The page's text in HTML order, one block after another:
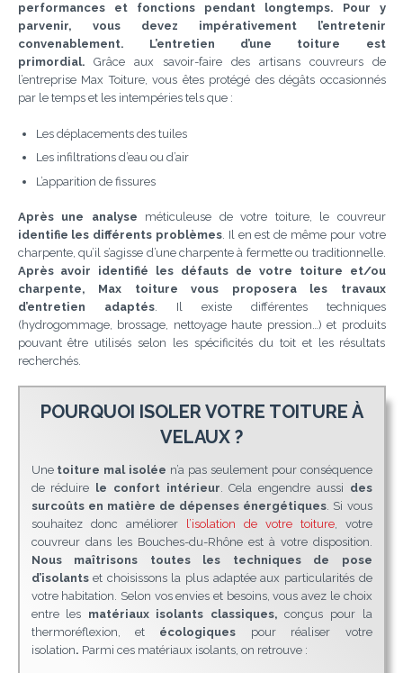
performances et fonctions pendant longtemps.
Pour y
parvenir, vous devez impérativement l’entretenir
convenablement.
L’entretien d’une toiture est
primordial. Grâce aux savoir-faire des artisans couvreurs de
l’entreprise Max Toiture, vous êtes protégé des dégâts occasionnés
par le temps et les intempéries tels que :
Les déplacements des tuiles
Les infiltrations d’eau ou d’air
L’apparition de fissures
Après une analyse méticuleuse de votre toiture, le couvreur
identifie les différents problèmes. Il en est de même pour votre
charpente, qu’il s’agisse d’une charpente à fermette ou traditionnelle.
Après avoir identifié les défauts de votre toiture et/ou
charpente, Max toiture vous proposera les travaux
d’entretien adaptés. Il existe différentes techniques
(hydrogommage, brossage, nettoyage haute pression…) et produits
pouvant être utilisés selon les spécificités du toit et les résultats
recherchés.
POURQUOI ISOLER VOTRE TOITURE À
VELAUX ?
Une toiture mal isolée n’a pas seulement pour conséquence
de réduire le confort intérieur. Cela engendre aussi des
surcoûts en matière de dépenses énergétiques. Si vous
souhaitez donc améliorer l’isolation de votre toiture, votre
couvreur dans les Bouches-du-Rhône est à votre disposition.
Nous maîtrisons toutes les techniques de pose
d’isolantset choisissons la plus adaptée aux particularités de
votre habitation. Selon vos envies et besoins, vous avez le choix
entre les matériaux isolants classiques, conçus pour la
thermoréflexion, et écologiques pour réaliser votre
isolation. Parmi ces matériaux isolants, on retrouve :